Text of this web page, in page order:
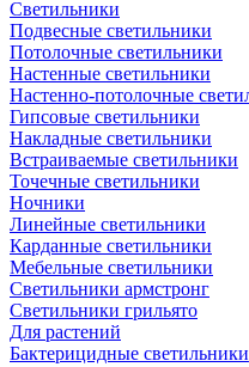
Светильники
Подвесные светильники
Потолочные светильники
Настенные светильники
Настенно-потолочные
Гипсовые светильники
Накладные светильники
Встраиваемые светильники
Точечные светильники
Ночники
Линейные светильники
Карданные светильники
Мебельные светильники
Светильники армстронг
Светильники грильято
Для растений
Бактерицидные светильники